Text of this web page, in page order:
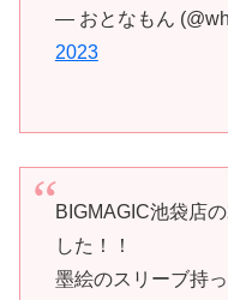
— おとなもん
2023
BIGMAGIC池袋店
した！！
墨絵のスリーブ持